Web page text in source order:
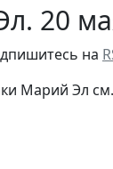
20
на
Марий Эл см.